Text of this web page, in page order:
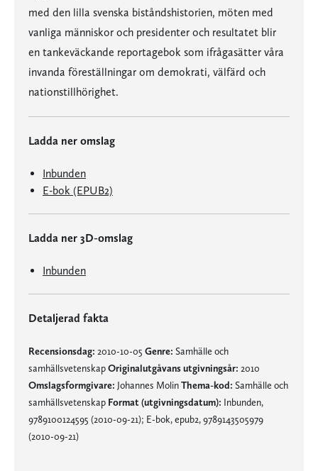
med den lilla svenska biståndshistorien, möten med
vanliga människor och presidenter och resultatet blir
en tankeväckande reportagebok som ifrågasätter våra
invanda föreställningar om demokrati, välfärd och
nationstillhörighet.
Ladda ner omslag
Inbunden
E-bok (EPUB2)
Ladda ner 3D-omslag
Inbunden
Detaljerad fakta
Recensionsdag: 2010-10-05 Genre: Samhälle och
samhällsvetenskapOriginalutgåvans utgivningsår: 2010
Omslagsformgivare: Johannes MolinThema-kod: Samhälle och
samhällsvetenskap Format (utgivningsdatum): Inbunden,
9789100124595 (2010-09-21); E-bok, epub2, 9789143505979
(2010-09-21)